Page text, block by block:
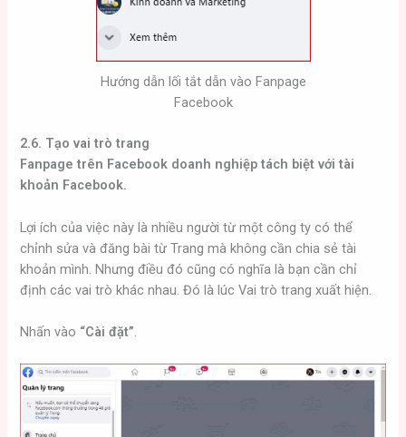
Hướng dẫn lối tắt dẫn vào Fanpage
Facebook
2.6. Tạo vai trò trang
Fanpage trên Facebook doanh nghiệp tách biệt với tài
khoản Facebook.
Lợi ích của việc này là nhiều người từ một công ty có thể
chỉnh sửa và đăng bài từ Trang mà không cần chia sẻ tài
khoản mình. Nhưng điều đó cũng có nghĩa là bạn cần chỉ
định các vai trò khác nhau. Đó là lúc Vai trò trang xuất hiện.
Nhấn vào “Cài đặt”.